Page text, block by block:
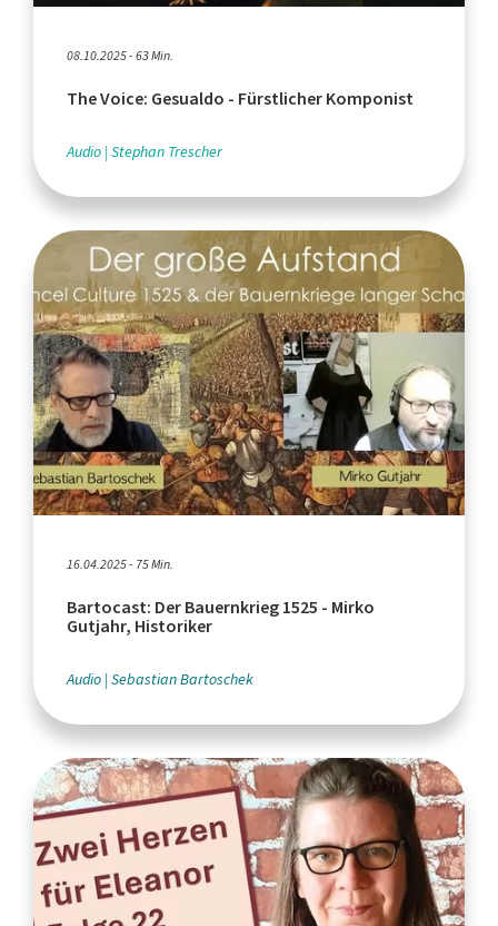
08.10.2025 - 63 Min.
The Voice: Gesualdo - Fürstlicher Komponist
Audio Stephan Trescher
16.04.2025 - 75 Min.
Bartocast: Der Bauernkrieg 1525 - Mirko
Gutjahr, Historiker
Audio Sebastian Bartoschek